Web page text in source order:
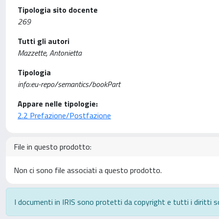
Tipologia sito docente
269
Tutti gli autori
Mazzette, Antonietta
Tipologia
info:eu-repo/semantics/bookPart
Appare nelle tipologie:
2.2 Prefazione/Postfazione
File in questo prodotto:
Non ci sono file associati a questo prodotto.
I documenti in IRIS sono protetti da copyright e tutti i diritti